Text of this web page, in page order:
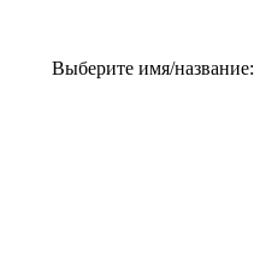
Выберите имя/название: